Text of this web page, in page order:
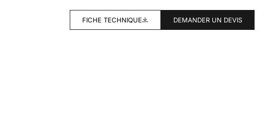
FICHE TECHNIQUE DEMANDER UN DEVIS